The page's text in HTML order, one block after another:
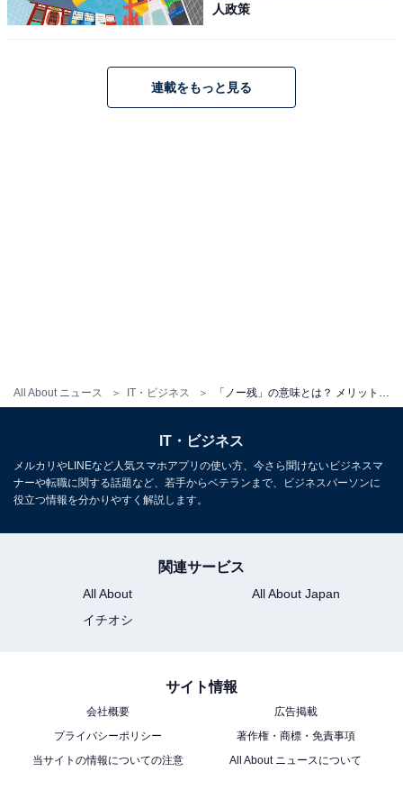
All About ニュース IT・ビジネス
・業務の効率化を図る
ノー残業デーを導入することで、業務の効率化を図るこ
とができます。今までと同じやり方では、定時に仕事を
終わらせることは難しいでしょう。「優先して進めるべ
きことは何か」「無駄な作業はないか」と、仕事の進め
り効率良く業務にあたることができます。従業員の意識
も「仕事が終わるまで会社に残る」から「定時までに仕
事を終わらせるにはどうすればよいか」へと転換される
ため、高い集中力で業務に取り組めるでしょう。
ノー残業デーを実施するもう1つのメリットは、組織全
体の生産性が高まることです。上司が残業しているから
先に帰りづらい、残業代を目当てに本来不要な残業をす
る、といった無駄をなくすことができます。残業による
人政策
連載をもっと見る
IT・ビジネス
メルカリやLINEなど人気スマホアプリの使い方、今さら聞けないビジネスマ
ナーや転職に関する話題など、若手からベテランまで、ビジネスパーソンに
役立つ情報を分かりやすく解説します。
関連サービス
All About
All About Japan
イチオシ
サイト情報
会社概要
広告掲載
プライバシーポリシー
著作権・商標・免責事項
当サイトの情報についての注意
All About ニュースについて